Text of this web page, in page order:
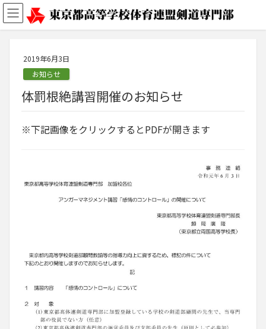
2019年6月3日
お知らせ
体罰根絶講習開催のお知らせ
※下記画像をクリックするとPDFが開きます